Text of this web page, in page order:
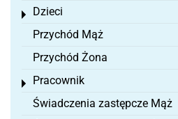
Dzieci
Toggle menu
Przychód Mąż
Przychód Żona
Pracownik
Toggle menu
Świadczenia zastępcze Mąż